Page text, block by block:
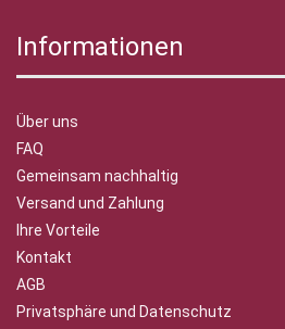
Informationen
Über uns
FAQ
Gemeinsam nachhaltig
Versand und Zahlung
Ihre Vorteile
Kontakt
AGB
Privatsphäre und Datenschutz